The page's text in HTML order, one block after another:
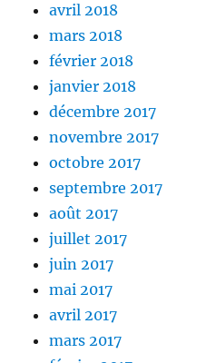
avril 2018
mars 2018
février 2018
janvier 2018
décembre 2017
novembre 2017
octobre 2017
septembre 2017
août 2017
juillet 2017
juin 2017
mai 2017
avril 2017
mars 2017